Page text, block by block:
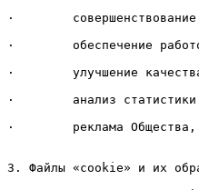
·        совершенствование
·        обеспечение
·        улучшение
·        анализ статистики
·        реклама Общества,
3. Файлы «cookie» и их